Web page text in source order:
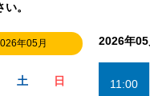
。
年05月
土 日
2026年05
11:00